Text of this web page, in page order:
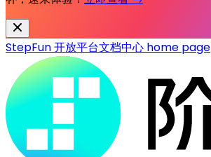
StepFun 开放平台文档中心 home page